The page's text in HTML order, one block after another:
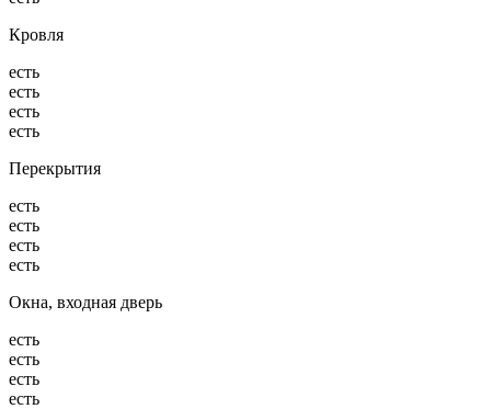
Кровля
есть
есть
есть
есть
Перекрытия
есть
есть
есть
есть
Окна, входная дверь
есть
есть
есть
есть